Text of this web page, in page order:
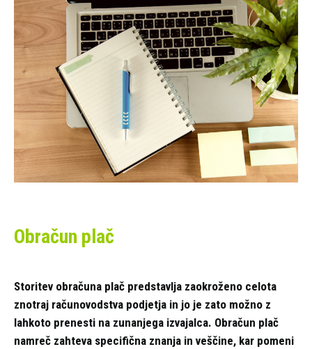
Obračun plač
Storitev obračuna plač predstavlja zaokroženo celota
znotraj računovodstva podjetja in jo je zato možno z
lahkoto prenesti na zunanjega izvajalca. Obračun plač
namreč zahteva specifična znanja in veščine, kar pomeni